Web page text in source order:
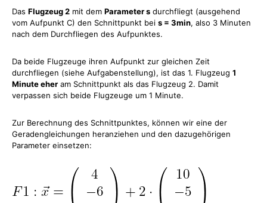
Das Flugzeug 2 mit dem Parameter s durchfliegt (ausgehend
vom Aufpunkt C) den Schnittpunkt bei s = 3min, also 3 Minuten
nach dem Durchfliegen des Aufpunktes.
Da beide Flugzeuge ihren Aufpunkt zur gleichen Zeit
durchfliegen (siehe Aufgabenstellung), ist das 1. Flugzeug 1
Minute eher am Schnittpunkt als das Flugzeug 2. Damit
verpassen sich beide Flugzeuge um 1 Minute.
Zur Berechnung des Schnittpunktes, können wir eine der
Geradengleichungen heranziehen und den dazugehörigen
Parameter einsetzen: